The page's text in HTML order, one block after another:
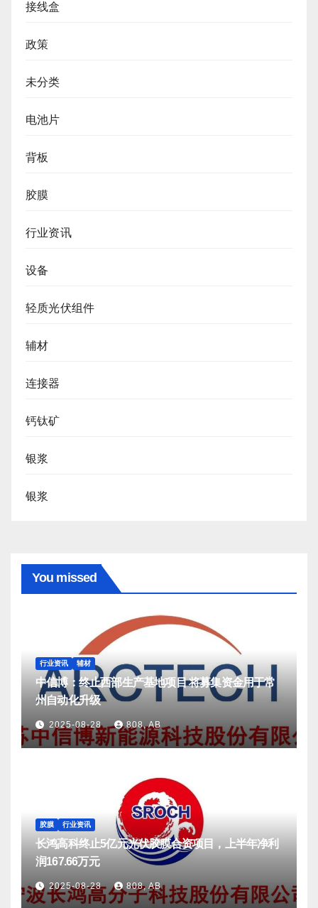
接线盒
政策
未分类
电池片
背板
胶膜
行业资讯
设备
轻质光伏组件
辅材
连接器
钙钛矿
银浆
银浆
You missed
行业资讯 辅材
中信博：终止西部生产基地项目 将募集资金用于常
州自动化升级
2025-08-28 808, AB
胶膜 行业资讯
长鸿高科终止5亿元光伏胶膜合资项目，上半年净利
润167.66万元
2025-08-28 808, AB